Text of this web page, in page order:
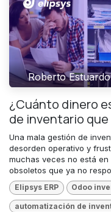
Roberto
¿Cuánto dinero
de inventario
Una mala gestión de
desorden operativo y
muchas veces no está
obsoletos que ya no
Elipsys ERP Odoo
automatización de